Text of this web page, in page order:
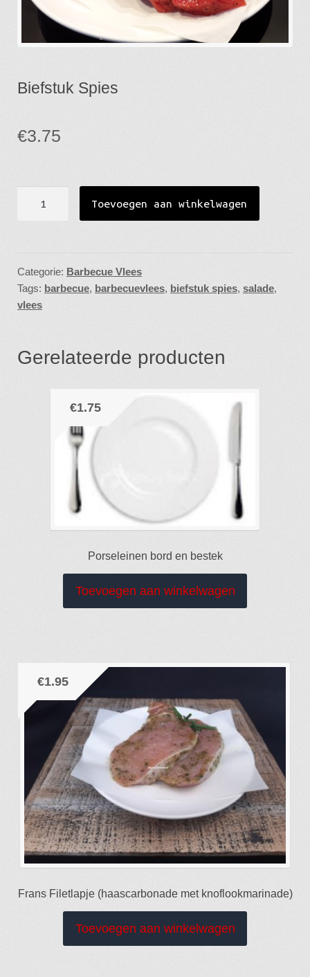
Week Reclame
Gebruiksaanwijzing
Biefstuk Spies
€3.75
Toevoegen aan winkelwagen
Categorie: Barbecue Vlees
Tags: barbecue, barbecuevlees, biefstuk spies, salade,
vlees
Gerelateerde producten
Porseleinen bord en bestek
€1.75
Toevoegen aan winkelwagen
Frans Filetlapje (haascarbonade met knoflookmarinade)
€1.95
Toevoegen aan winkelwagen